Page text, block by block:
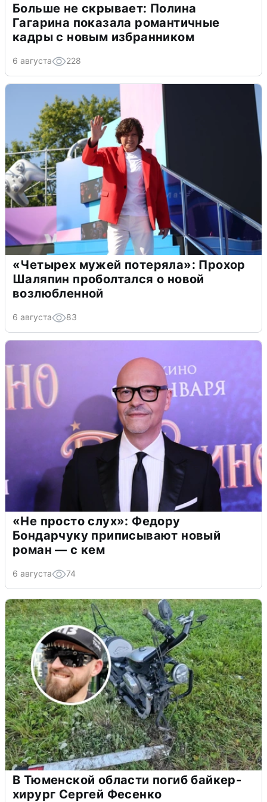
Больше не скрывает: Полина
Гагарина показала романтичные
кадры с новым избранником
6 августа 228
«Четырех мужей потеряла»: Прохор
Шаляпин проболтался о новой
возлюбленной
6 августа 83
«Не просто слух»: Федору
Бондарчуку приписывают новый
роман — с кем
6 августа 74
В Тюменской области погиб байкер-
хирург Сергей Фесенко